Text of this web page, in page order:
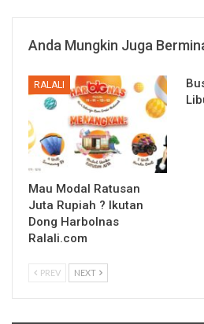
Anda Mungkin Juga
RALALI
Mau Modal Ratusan
Juta Rupiah ? Ikutan
Dong Harbolnas
Ralali.com
PREV NEXT